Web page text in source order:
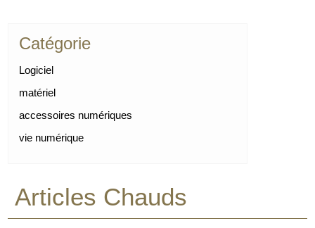
Catégorie
Logiciel
matériel
accessoires numériques
vie numérique
Articles Chauds